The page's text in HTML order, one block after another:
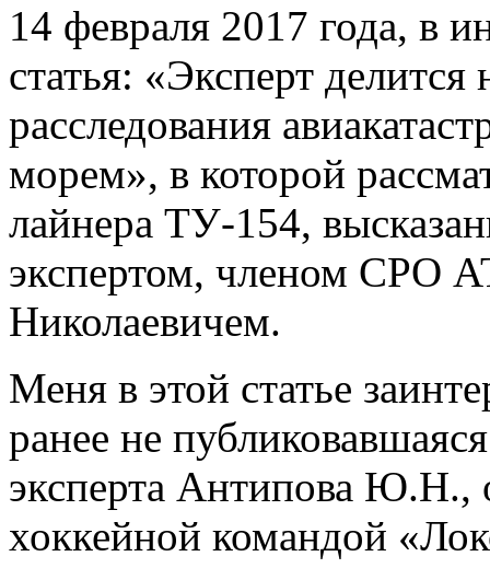
14 февраля 2017 года, в
статья: «Эксперт
расследования
морем», в которой
лайнера ТУ-154,
экспертом, членом СРО
Николаевичем.
Меня в этой статье
ранее не
эксперта Антипова Ю.Н.,
хоккейной командой